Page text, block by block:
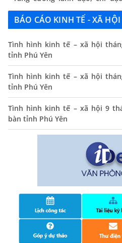
13/06/2024
xã tháng 11/2025
THÔNG BÁO Niêm yết danh
toàn trình trên Hệ thống
hành chính tỉnh Phú Yên
14/10/2024
BÁO CÁO KINH TẾ - XÃ HỘI
Tình hình kinh tế – xã hội
tỉnh Phú Yên
Tình hình kinh tế – xã hội
tỉnh Phú Yên
Tình hình kinh tế – xã hội 9
bàn tỉnh Phú Yên